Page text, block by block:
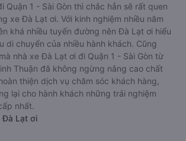
Quận 1 - Sài Gòn thì chắc hẳn sẽ rất quen
xe Đà Lạt ơi. Với kinh nghiệm nhiều năm
khá nhiều tuyến đường nên Đà Lạt ơi hiểu
di chuyển của nhiều hành khách. Cũng
nhà xe Đà Lạt ơi đi Quận 1 - Sài Gòn từ
Thuận đã không ngừng nâng cao chất
thiện dịch vụ chăm sóc khách hàng,
lại cho hành khách những trải nghiệm
nhất.
Đà Lạt ơi